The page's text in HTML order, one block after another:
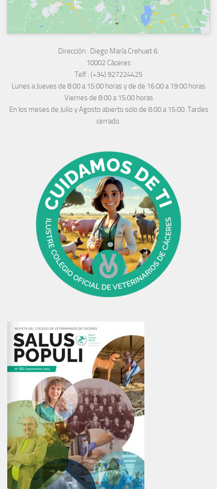
Dirección : Diego María Crehuet 6.
10002 Cáceres
Telf : (+34) 927224425
Lunes a Jueves de 8:00 a 15:00 horas y de de 16:00 a 19:00 horas
Viernes de 8:00 a 15:00 horas
En los meses de Julio y Agosto abierto solo de 8:00 a 15:00. Tardes
cerrado.